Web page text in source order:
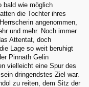
bald wie möglich
die Tochter ihres
angenommen,
und mehr. Noch immer
Attentat, doch
Lage so weit beruhigt
Pinnath Gelin
vielleicht eine Spur des
dringendstes Ziel war.
zu reiten, dem Sitz der